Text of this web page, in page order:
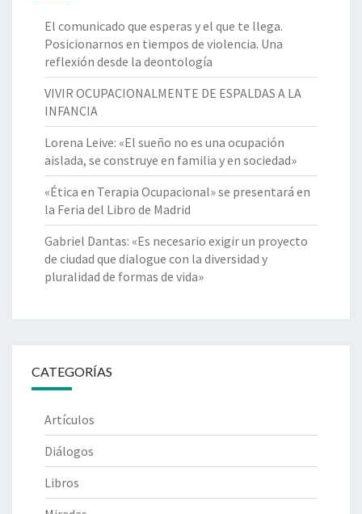
El comunicado que esperas y el que te llega.
Posicionarnos en tiempos de violencia. Una
reflexión desde la deontología
VIVIR OCUPACIONALMENTE DE ESPALDAS A LA
INFANCIA
Lorena Leive: «El sueño no es una ocupación
aislada, se construye en familia y en sociedad»
«Ética en Terapia Ocupacional» se presentará en
la Feria del Libro de Madrid
Gabriel Dantas: «Es necesario exigir un proyecto
de ciudad que dialogue con la diversidad y
pluralidad de formas de vida»
CATEGORÍAS
Artículos
Diálogos
Libros